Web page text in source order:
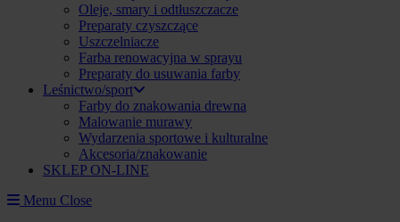
Oleje, smary i odtłuszczacze
Preparaty czyszczące
Uszczelniacze
Farba renowacyjna w sprayu
Preparaty do usuwania farby
Leśnictwo/sport
Farby do znakowania drewna
Malowanie murawy
Wydarzenia sportowe i kulturalne
Akcesoria/znakowanie
SKLEP ON-LINE
Menu Close